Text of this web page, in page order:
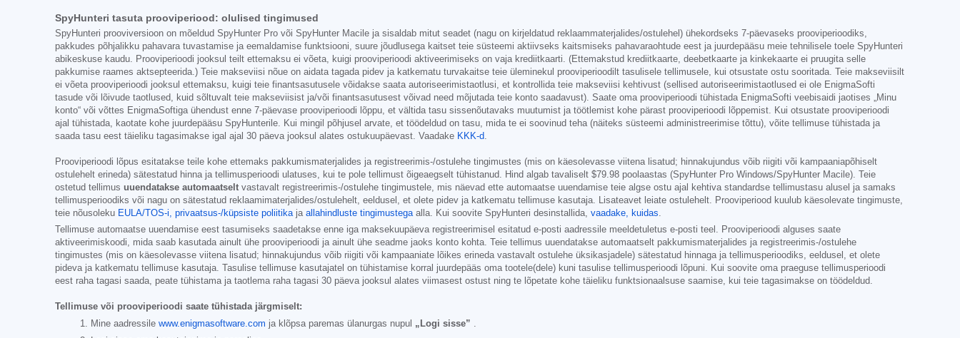
SpyHunteri tasuta prooviperiood: olulised tingimused
SpyHunteri prooviversioon on mõeldud SpyHunter Pro või SpyHunter Macile ja sisaldab mitut seadet (nagu on kirjeldatud reklaammaterjalides/ostulehel) ühekordseks 7-päevaseks prooviperioodiks,
pakkudes põhjalikku pahavara tuvastamise ja eemaldamise funktsiooni, suure jõudlusega kaitset teie süsteemi aktiivseks kaitsmiseks pahavaraohtude eest ja juurdepääsu meie tehnilisele toele SpyHunteri
abikeskuse kaudu. Prooviperioodi jooksul teilt ettemaksu ei võeta, kuigi prooviperioodi aktiveerimiseks on vaja krediitkaarti. (Ettemakstud krediitkaarte, deebetkaarte ja kinkekaarte ei pruugita selle
pakkumise raames aktsepteerida.) Teie makseviisi nõue on aidata tagada pidev ja katkematu turvakaitse teie üleminekul prooviperioodilt tasulisele tellimusele, kui otsustate ostu sooritada. Teie makseviisilt
ei võeta prooviperioodi jooksul ettemaksu, kuigi teie finantsasutusele võidakse saata autoriseerimistaotlusi, et kontrollida teie makseviisi kehtivust (sellised autoriseerimistaotlused ei ole EnigmaSofti
tasude või lõivude taotlused, kuid sõltuvalt teie makseviisist ja/või finantsasutusest võivad need mõjutada teie konto saadavust). Saate oma prooviperioodi tühistada EnigmaSofti veebisaidi jaotises „Minu
konto“ või võttes EnigmaSoftiga ühendust enne 7-päevase prooviperioodi lõppu, et vältida tasu sissenõutavaks muutumist ja töötlemist kohe pärast prooviperioodi lõppemist. Kui otsustate prooviperioodi
ajal tühistada, kaotate kohe juurdepääsu SpyHunterile. Kui mingil põhjusel arvate, et töödeldud on tasu, mida te ei soovinud teha (näiteks süsteemi administreerimise tõttu), võite tellimuse tühistada ja
saada tasu eest täieliku tagasimakse igal ajal 30 päeva jooksul alates ostukuupäevast. Vaadake KKK-d.
Prooviperioodi lõpus esitatakse teile kohe ettemaks pakkumismaterjalides ja registreerimis-/ostulehe tingimustes (mis on käesolevasse viitena lisatud; hinnakujundus võib riigiti või kampaaniapõhiselt
ostulehelt erineda) sätestatud hinna ja tellimusperioodi ulatuses, kui te pole tellimust õigeaegselt tühistanud. Hind algab tavaliselt $79.98 poolaastas (SpyHunter Pro Windows/SpyHunter Macile). Teie
ostetud tellimus uuendatakse automaatselt vastavalt registreerimis-/ostulehe tingimustele, mis näevad ette automaatse uuendamise teie algse ostu ajal kehtiva standardse tellimustasu alusel ja samaks
tellimusperioodiks või nagu on sätestatud reklaamimaterjalides/ostulehelt, eeldusel, et olete pidev ja katkematu tellimuse kasutaja. Lisateavet leiate ostulehelt. Prooviperiood kuulub käesolevate tingimuste,
teie nõusoleku EULA/TOS-i, privaatsus-/küpsiste poliitikaja allahindluste tingimustegaalla. Kui soovite SpyHunteri desinstallida, vaadake, kuidas.
Tellimuse automaatse uuendamise eest tasumiseks saadetakse enne iga maksekuupäeva registreerimisel esitatud e-posti aadressile meeldetuletus e-posti teel. Prooviperioodi alguses saate
aktiveerimiskoodi, mida saab kasutada ainult ühe prooviperioodi ja ainult ühe seadme jaoks konto kohta. Teie tellimus uuendatakse automaatselt pakkumismaterjalides ja registreerimis-/ostulehe
tingimustes (mis on käesolevasse viitena lisatud; hinnakujundus võib riigiti või kampaaniate lõikes erineda vastavalt ostulehe üksikasjadele) sätestatud hinnaga ja tellimusperioodiks, eeldusel, et olete
pideva ja katkematu tellimuse kasutaja. Tasulise tellimuse kasutajatel on tühistamise korral juurdepääs oma tootele(dele) kuni tasulise tellimusperioodi lõpuni. Kui soovite oma praeguse tellimusperioodi
eest raha tagasi saada, peate tühistama ja taotlema raha tagasi 30 päeva jooksul alates viimasest ostust ning te lõpetate kohe täieliku funktsionaalsuse saamise, kui teie tagasimakse on töödeldud.
Tellimuse või prooviperioodi saate tühistada järgmiselt:
Mine aadressile www.enigmasoftware.com ja klõpsa paremas ülanurgas nupul „Logi sisse” .